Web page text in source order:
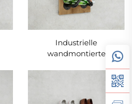
Industrielle
wandmontierte